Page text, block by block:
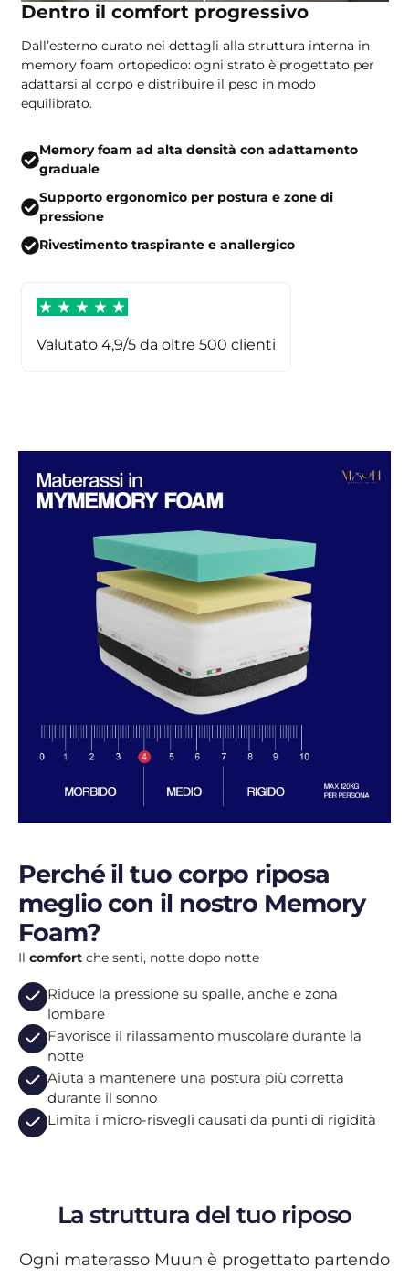
Dentro il comfort progressivo
Dall’esterno curato nei dettagli alla struttura interna in
memory foam ortopedico: ogni strato è progettato per
adattarsi al corpo e distribuire il peso in modo
equilibrato.
Memory foam ad alta densità con adattamento
graduale
Supporto ergonomico per postura e zone di
pressione
Rivestimento traspirante e anallergico
Valutato 4,9/5 da oltre 500 clienti
Perché il tuo corpo riposa
meglio con il nostro Memory
Foam?
Il comfort che senti, notte dopo notte
Riduce la pressione su spalle, anche e zona
lombare
Favorisce il rilassamento muscolare durante la
notte
Aiuta a mantenere una postura più corretta
durante il sonno
Limita i micro-risvegli causati da punti di rigidità
La struttura del tuo riposo
Ogni materasso Muun è progettato partendo